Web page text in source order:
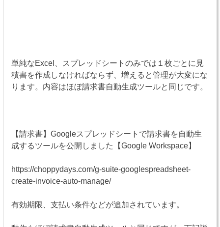
単純なExcel、スプレッドシートのみでは１枚ごとに見
積書を作成しなければならず、増えると管理が大変にな
ります。内容はほぼ請求書自動生成ツールと同じです。
【請求書】Googleスプレッドシートで請求書を自動生
成するツールを公開しました【Google Workspace】
https://choppydays.com/g-suite-googlespreadsheet-
create-invoice-auto-manage/
有効期限、支払い条件などが追加されています。